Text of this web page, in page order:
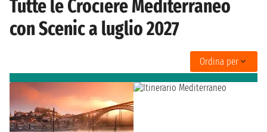
Tutte le Crociere Mediterraneo
con Scenic a luglio 2027
Ordina per